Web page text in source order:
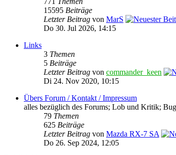
15595 Beiträge
Letzter Beitrag von MarS
Do 30. Jul 2026, 14:15
Links
3 Themen
5 Beiträge
Letzter Beitrag von commander_keen
Di 24. Nov 2020, 10:15
Übers Forum / Kontakt / Impressum
alles bezüglich des Forums; Lob und Kritik;
79 Themen
625 Beiträge
Letzter Beitrag von Mazda RX-7 SA
Do 26. Sep 2024, 12:05